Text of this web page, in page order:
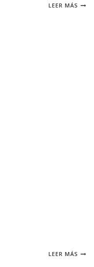
LEER MÁS
LEER MÁS